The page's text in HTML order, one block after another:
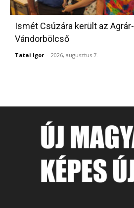
Ismét Csúzára került az Agrár-
Vándorbölcső
Tatai Igor - 2026, augusztus 7.